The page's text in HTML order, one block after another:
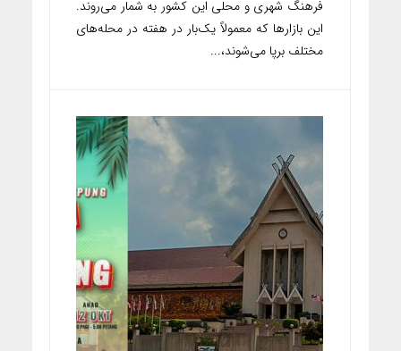
فرهنگ شهری و محلی این کشور به شمار می‌روند.
این بازارها که معمولاً یک‌بار در هفته در محله‌های
مختلف برپا می‌شوند،...